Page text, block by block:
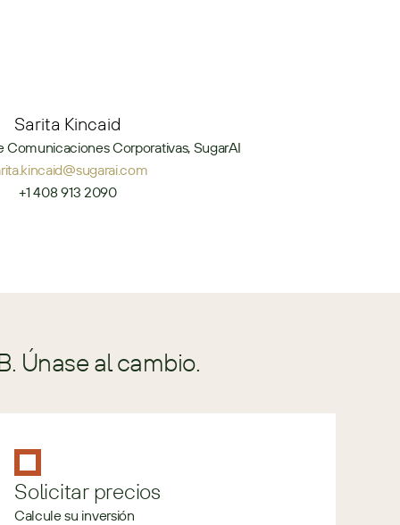
Sarita Kincaid
Comunicaciones Corporativas, SugarAI
+1 408 913 2090
Únase al cambio.
Solicitar precios
Calcule su inversión